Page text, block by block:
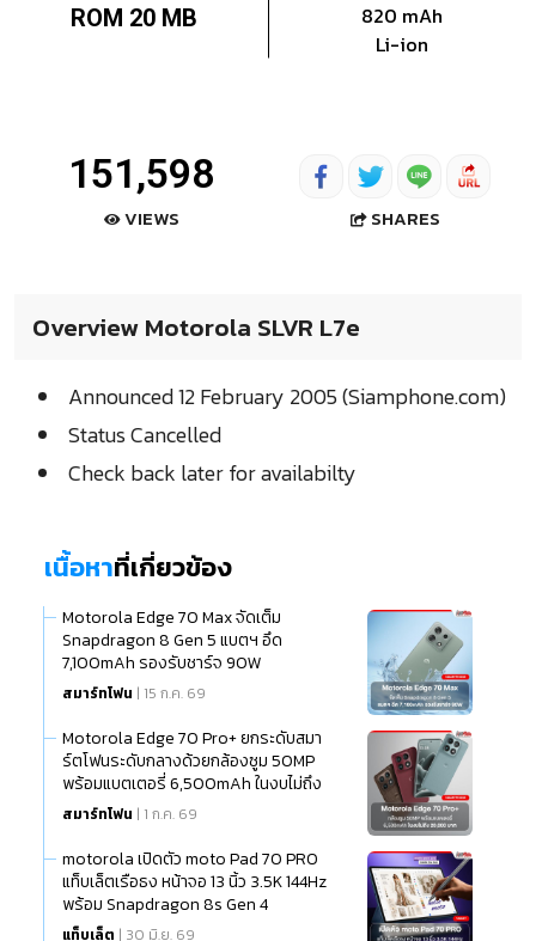
ROM 20 MB
820 mAh
Li-ion
151,598
VIEWS SHARES
Overview Motorola SLVR L7e
Announced 12 February 2005 (Siamphone.com)
Status Cancelled
Check back later for availabilty
เนื้อหาที่เกี่ยวข้อง
Motorola Edge 70 Max จัดเต็ม
Snapdragon 8 Gen 5 แบตฯ อึด
7,100mAh รองรับชาร์จ 90W
สมาร์ทโฟน | 15 ก.ค. 69
Motorola Edge 70 Pro+ ยกระดับสมา
ร์ตโฟนระดับกลางด้วยกล้องซูม 50MP
พร้อมแบตเตอรี่ 6,500mAh ในงบไม่ถึง
20,000 บาท
สมาร์ทโฟน | 1 ก.ค. 69
motorola เปิดตัว moto Pad 70 PRO
แท็บเล็ตเรือธง หน้าจอ 13 นิ้ว 3.5K 144Hz
พร้อม Snapdragon 8s Gen 4
แท็บเล็ต | 30 มิ.ย. 69